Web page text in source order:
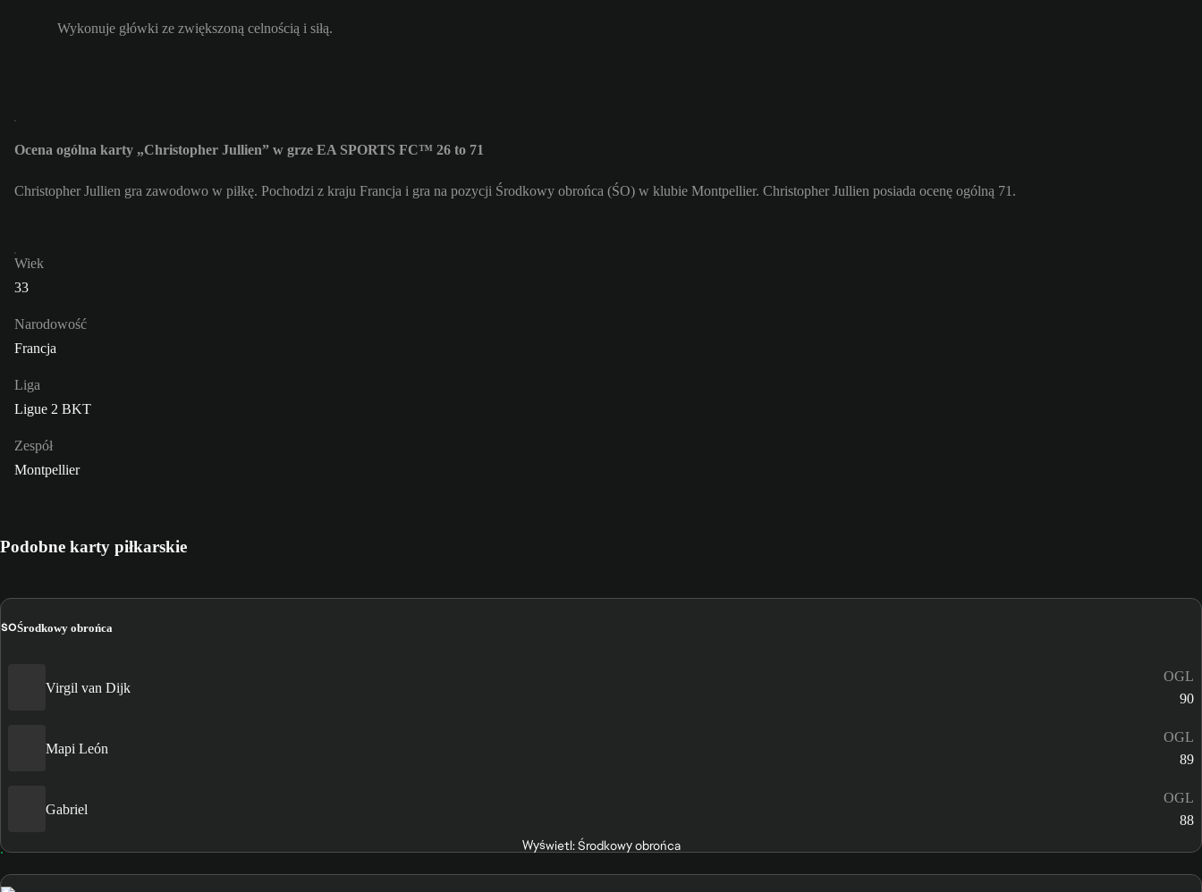
Wykonuje główki ze zwiększoną celnością i siłą.
Ocena ogólna karty „Christopher Jullien” w grze EA SPORTS FC™ 26 to 71
Christopher Jullien gra zawodowo w piłkę. Pochodzi z kraju Francja i gra na pozycji Środkowy obrońca (ŚO) w klubie Montpellier. Christopher Jullien posiada ocenę ogólną 71.
Wiek
33
Narodowość
Francja
Liga
Ligue 2 BKT
Zespół
Montpellier
Podobne karty piłkarskie
ŚOŚrodkowy obrońca
Virgil van Dijk
OGL
90
Mapi León
OGL
89
Gabriel
OGL
88
Wyświetl: Środkowy obrońca